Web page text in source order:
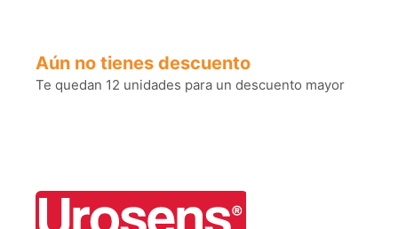
Aún no tienes descuento
Te quedan 12 unidades para un descuento mayor